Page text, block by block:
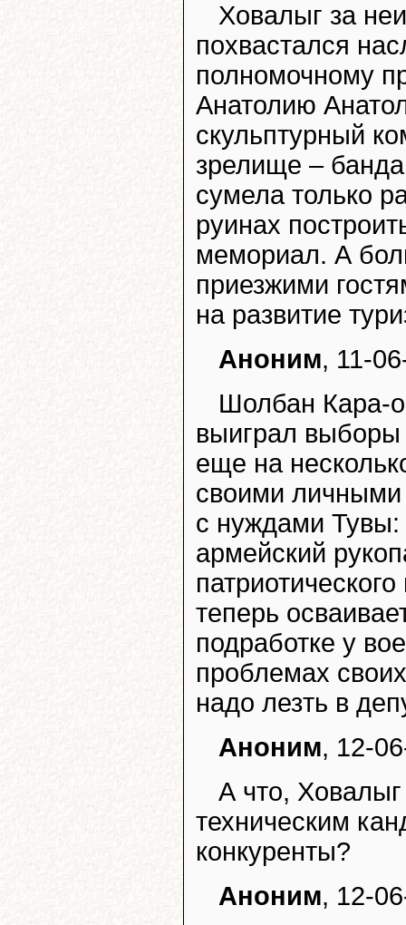
Ховалыг за
похвастался
полномочному
Анатолию
скульптурный
зрелище –
сумела только
руинах
мемориал. А
приезжими
на развитие
Аноним, 11-
Шолбан Кара-
выиграл выборы
еще на
своими личными
с нуждами Тувы:
армейский
теперь
подработке у
проблемах
надо лезть в
Аноним, 12-
А что,
техническим
конкуренты?
Аноним, 12-